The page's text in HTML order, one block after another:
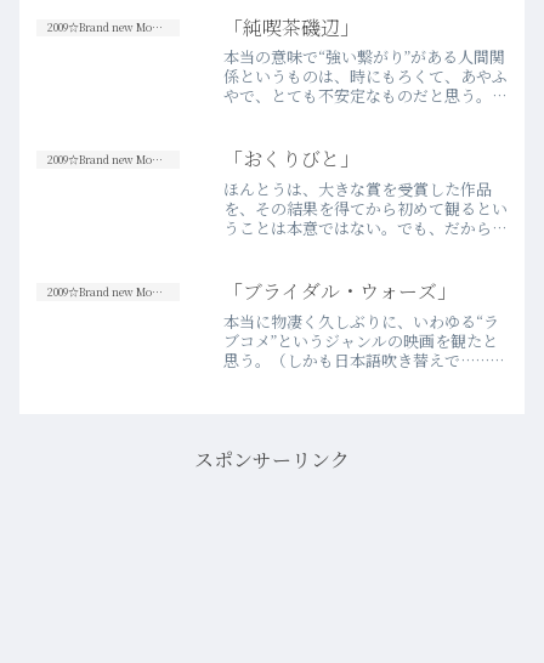
だけれど、結局到達した感想は、「相変
わらずの押井ワールドです…more
2009☆Brand new Movies 「純喫茶磯辺」
本当の意味で“強い繋がり”がある人間関
係というものは、時にもろくて、あやふ
やで、とても不安定なものだと思う。そ
辺」というタイトル、主演は芸人の宮迫
博之。いかにも“イロも…more
2009☆Brand new Movies 「おくりびと」
ほんとうは、大きな賞を受賞した作品
を、その結果を得てから初めて観るとい
うことは本意ではない。でも、だからと
なった今作をようやく観に行くことにし
た。なるほど。素晴らしい。…more
2009☆Brand new Movies 「ブライダル・ウォーズ」
本当に物凄く久しぶりに、いわゆる“ラ
ブコメ”というジャンルの映画を観たと
思う。（しかも日本語吹き替えで……）
スポンサーリンク